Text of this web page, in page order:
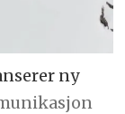
ny